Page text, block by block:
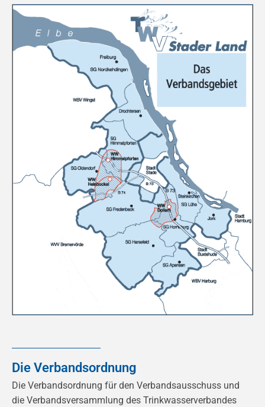
Die Verbandsordnung
Die Verbandsordnung für den Verbandsausschuss und
die Verbandsversammlung des Trinkwasserverbandes